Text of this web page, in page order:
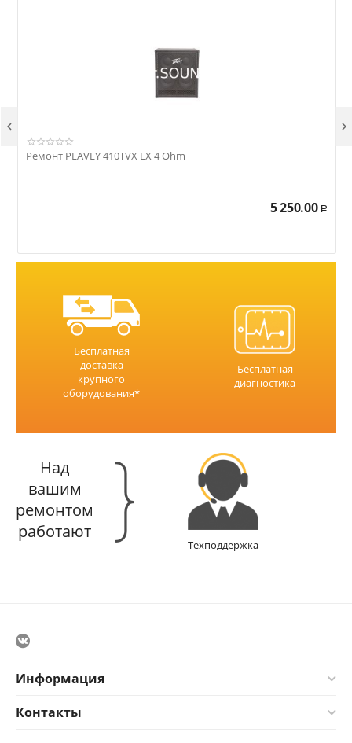
Ремонт PEAVEY 410TVX EX 4 Ohm
5 250.00 Р
 
Бесплатная
доставка
крупного
оборудования*
Бесплатная
диагностика
Над
вашим
ремонтом
работают
Техподдержка
Информация
Контакты